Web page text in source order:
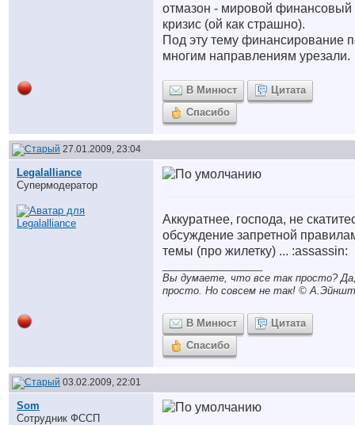
отмазон - мировой финансовый
кризис (ой как страшно).
Под эту тему финансирование
многим направлениям урезали.
В Минюст
Цитата
Спасибо
27.01.2009, 23:04
Legalalliance
Супермодератор
Аккуратнее, господа, не
обсуждение запретной
темы (про жилетку) ... :assassin:
Вы думаете, что все так просто?
просто. Но совсем не так! ©
В Минюст
Цитата
Спасибо
03.02.2009, 22:01
Som
Сотрудник ФССП